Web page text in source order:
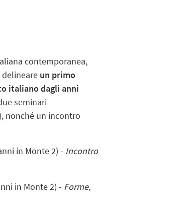
contemporanea,
un primo
italiano dagli anni
seminari
nonché un incontro
in Monte 2) - Incontro
in Monte 2) - Forme,